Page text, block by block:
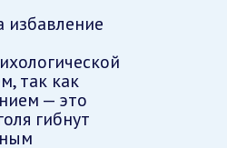
так как
— это
гибнут